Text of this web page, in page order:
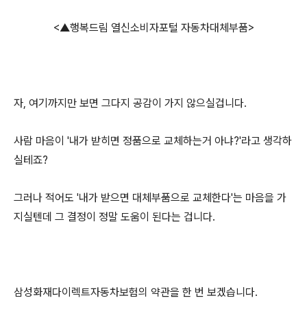
<▲행복드림 열신소비자포털 자동차대체부품>
자, 여기까지만 보면 그다지 공감이 가지 않으실겁니다.
사람 마음이 '내가 받히면 정품으로 교체하는거 아냐?'라고 생각하
실테죠?
그러나 적어도 '내가 받으면 대체부품으로 교체한다'는 마음을 가
지실텐데 그 결정이 정말 도움이 된다는 겁니다.
삼성화재다이렉트자동차보험의 약관을 한 번 보겠습니다.